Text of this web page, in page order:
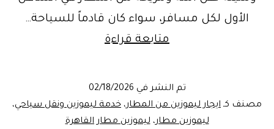
الأول لكل مسافر، سواء كان قادماً للسياحة…
متابعة قراءةليموزين
القاهره
|
احجز
تم النشر في 02/18/2026
مصنف كـ ايجار ليموزين من المطار، خدمة ليموزين ونقل سياحي،
ليموزين مطار،ليموزين مطار القاهرة